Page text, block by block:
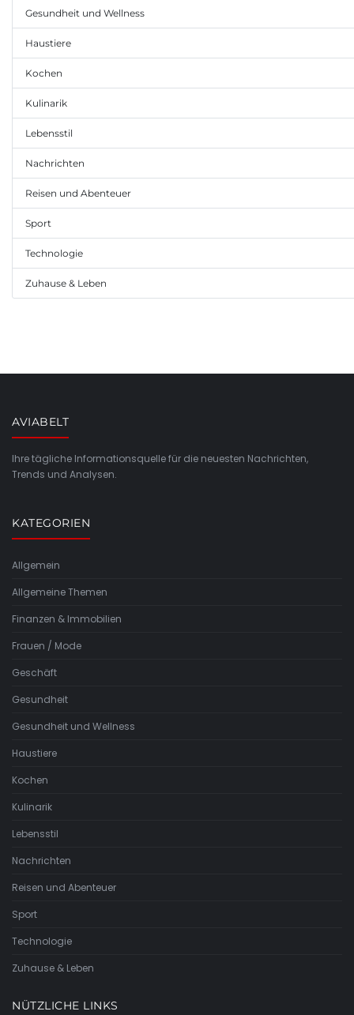
Gesundheit und Wellness
Haustiere
Kochen
Kulinarik
Lebensstil
Nachrichten
Reisen und Abenteuer
Sport
Technologie
Zuhause & Leben
AVIABELT
Ihre tägliche Informationsquelle für die neuesten Nachrichten,
Trends und Analysen.
KATEGORIEN
Allgemein
Allgemeine Themen
Finanzen & Immobilien
Frauen / Mode
Geschäft
Gesundheit
Gesundheit und Wellness
Haustiere
Kochen
Kulinarik
Lebensstil
Nachrichten
Reisen und Abenteuer
Sport
Technologie
Zuhause & Leben
NÜTZLICHE LINKS